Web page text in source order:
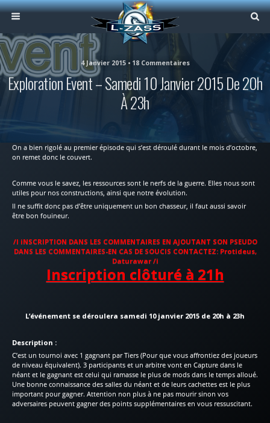
4 Janvier 2015 • 18 Commentaires
Exploration Event – Samedi 10 Janvier 2015 De 20h
À 23h
On a bien rigolé au premier épisode qui s’est déroulé durant le mois d’octobre,
on remet donc le couvert.
Comme vous le savez, les ressources sont le nerfs de la guerre. Elles nous sont
utiles pour nos constructions, ainsi que notre évolution.
Il ne suffit donc pas d’être uniquement un bon chasseur, il faut aussi savoir
être bon fouineur.
/I iNSCRIPTION DANS LES COMMENTAIRES EN AJOUTANT SON PSEUDO
DANS LES COMMENTAIRES-EN CAS DE SOUCIS CONTACTEZ: Protideus,
Daturawar /i
Inscription clôturé à 21h
L’événement se déroulera samedi 10 janvier 2015 de 20h à 23h
Description :
C’est un tournoi avec 1 gagnant par Tiers (Pour que vous affrontiez des joueurs
de niveau équivalent). 3 participants et un arbitre vont en Capture dans le
néant et le gagnant est celui qui ramasse le plus de mods dans le temps alloué.
Une bonne connaissance des salles du néant et de leurs cachettes est le plus
important pour gagner. Attention non plus à ne pas mourir sinon vos
adversaires peuvent gagner des points supplémentaires en vous ressuscitant.